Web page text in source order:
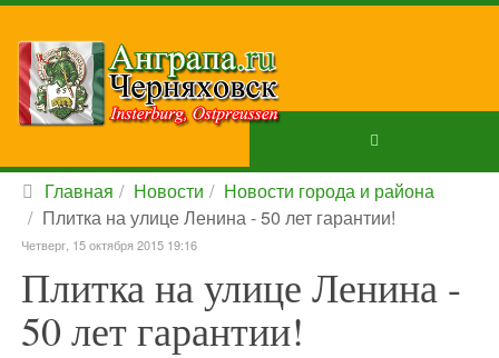
Главная Новости
Новости города и района
Плитка на улице Ленина - 50 лет гарантии!
Четверг, 15 октября 2015 19:16
Плитка на улице Ленина -
50 лет гарантии!